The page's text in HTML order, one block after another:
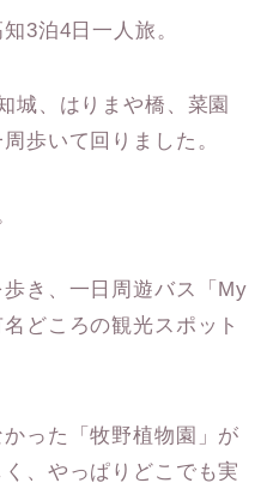
3泊4日一人旅。
城、はりまや橋、菜園
歩いて回りました。
き、一日周遊バス「My
どころの観光スポット
った「牧野植物園」が
、やっぱりどこでも実